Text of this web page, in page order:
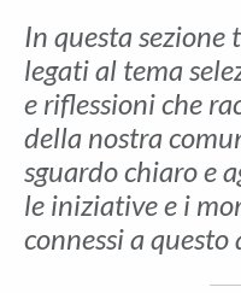
In questa
legati al tema
e riflessioni che
della nostra
sguardo chiaro e
le iniziative e i
connessi a questo